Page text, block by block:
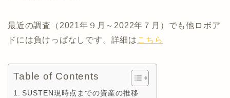
最近の調査（2021年９月～2022年７月）でも他ロボア
ドには負けっぱなしです。詳細は こちら
Table of Contents
SUSTEN現時点までの資産の推移